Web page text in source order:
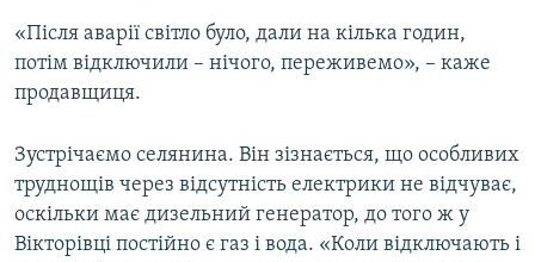
«Після аварії світло було, дали на кілька годин,
потім відключили – нічого, переживемо», – каже
продавщиця.
Зустрічаємо селянина. Він зізнається, що особливих
труднощів через відсутність електрики не відчуває,
оскільки має дизельний генератор, до того ж у
Вікторівці постійно є газ і вода. «Коли відключають і